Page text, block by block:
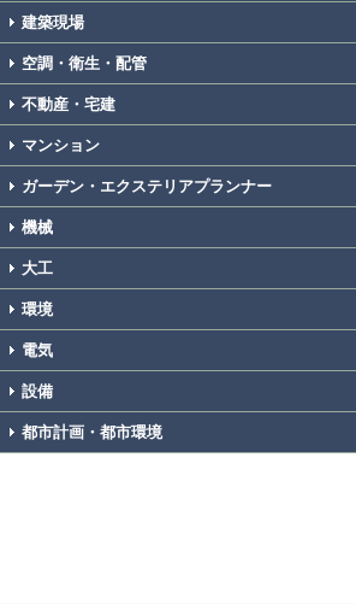
建築現場
空調・衛生・配管
不動産・宅建
マンション
ガーデン・エクステリアプランナー
機械
大工
環境
電気
設備
都市計画・都市環境